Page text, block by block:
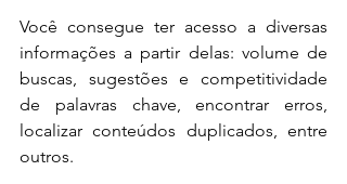
Você consegue ter acesso a diversas
informações a partir delas: volume de
buscas, sugestões e competitividade
de palavras chave, encontrar erros,
localizar conteúdos duplicados, entre
outros.